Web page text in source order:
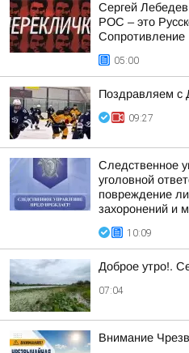
Сергей
РОС – это
Сопротивление
05:00
Поздравляем с
09:27
Следственное
уголовной
повреждение
захоронений и
10:09
Доброе утро!.
07:04
Внимание